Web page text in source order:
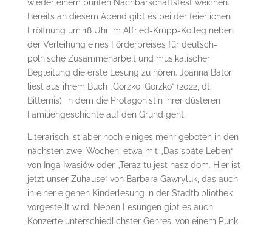
wieder einem bunten Nachbarschaftsfest weichen.
Bereits an diesem Abend gibt es bei der feierlichen
Eröffnung um 18 Uhr im Alfried-Krupp-Kolleg neben
der Verleihung eines Förderpreises für deutsch-
polnische Zusammenarbeit und musikalischer
Begleitung die erste Lesung zu hören. Joanna Bator
liest aus ihrem Buch „Gorzko, Gorzko“ (2022, dt.
Bitternis), in dem die Protagonistin ihrer düsteren
Familiengeschichte auf den Grund geht.
Literarisch ist aber noch einiges mehr geboten in den
nächsten zwei Wochen, etwa mit „Das späte Leben“
von Inga Iwasiów oder „Teraz tu jest nasz dom. Hier ist
jetzt unser Zuhause“ von Barbara Gawryluk, das auch
in einer eigenen Kinderlesung in der Stadtbibliothek
vorgestellt wird. Neben Lesungen gibt es auch
Konzerte unterschiedlichster Genres, von einem Punk-